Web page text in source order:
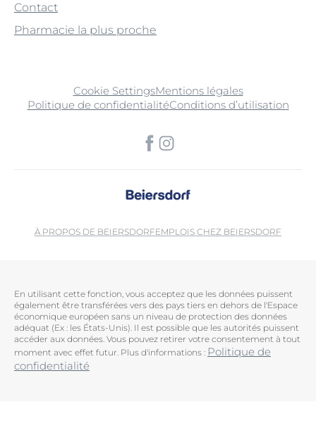
Contact
Pharmacie la plus proche
Cookie SettingsMentions légales
Politique de confidentialitéConditions d’utilisation
À PROPOS DE BEIERSDORFEMPLOIS CHEZ BEIERSDORF
En utilisant cette fonction, vous acceptez que les données puissent
également être transférées vers des pays tiers en dehors de l'Espace
économique européen sans un niveau de protection des données
adéquat (Ex : les États-Unis). Il est possible que les autorités puissent
accéder aux données. Vous pouvez retirer votre consentement à tout
moment avec effet futur. Plus d'informations : Politique de
confidentialité